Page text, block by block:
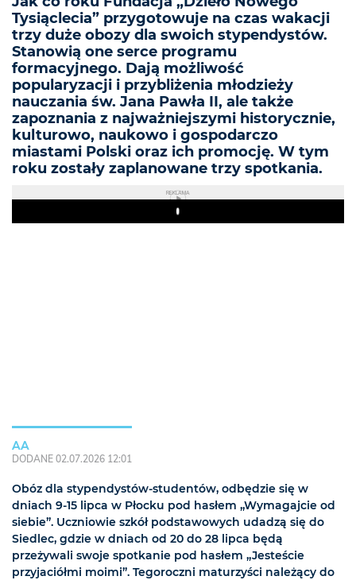
Tysiąclecia” przygotowuje na czas wakacji
trzy duże obozy dla swoich stypendystów.
Stanowią one serce programu
formacyjnego. Dają możliwość
popularyzacji i przybliżenia młodzieży
nauczania św. Jana Pawła II, ale także
zapoznania z najważniejszymi historycznie,
kulturowo, naukowo i gospodarczo
miastami Polski oraz ich promocję. W tym
roku zostały zaplanowane trzy spotkania.
REKLAMA
Play
AA
DODANE 02.07.2026 12:01
Obóz dla stypendystów-studentów, odbędzie się w
dniach 9-15 lipca w Płocku pod hasłem „Wymagajcie od
siebie”. Uczniowie szkół podstawowych udadzą się do
Siedlec, gdzie w dniach od 20 do 28 lipca będą
przeżywali swoje spotkanie pod hasłem „Jesteście
przyjaciółmi moimi”. Tegoroczni maturzyści należący do